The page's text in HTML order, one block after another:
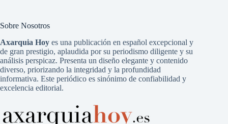
Sobre Nosotros
Axarquia Hoy es una publicación en español excepcional y
de gran prestigio, aplaudida por su periodismo diligente y su
análisis perspicaz. Presenta un diseño elegante y contenido
diverso, priorizando la integridad y la profundidad
informativa. Este periódico es sinónimo de confiabilidad y
excelencia editorial.